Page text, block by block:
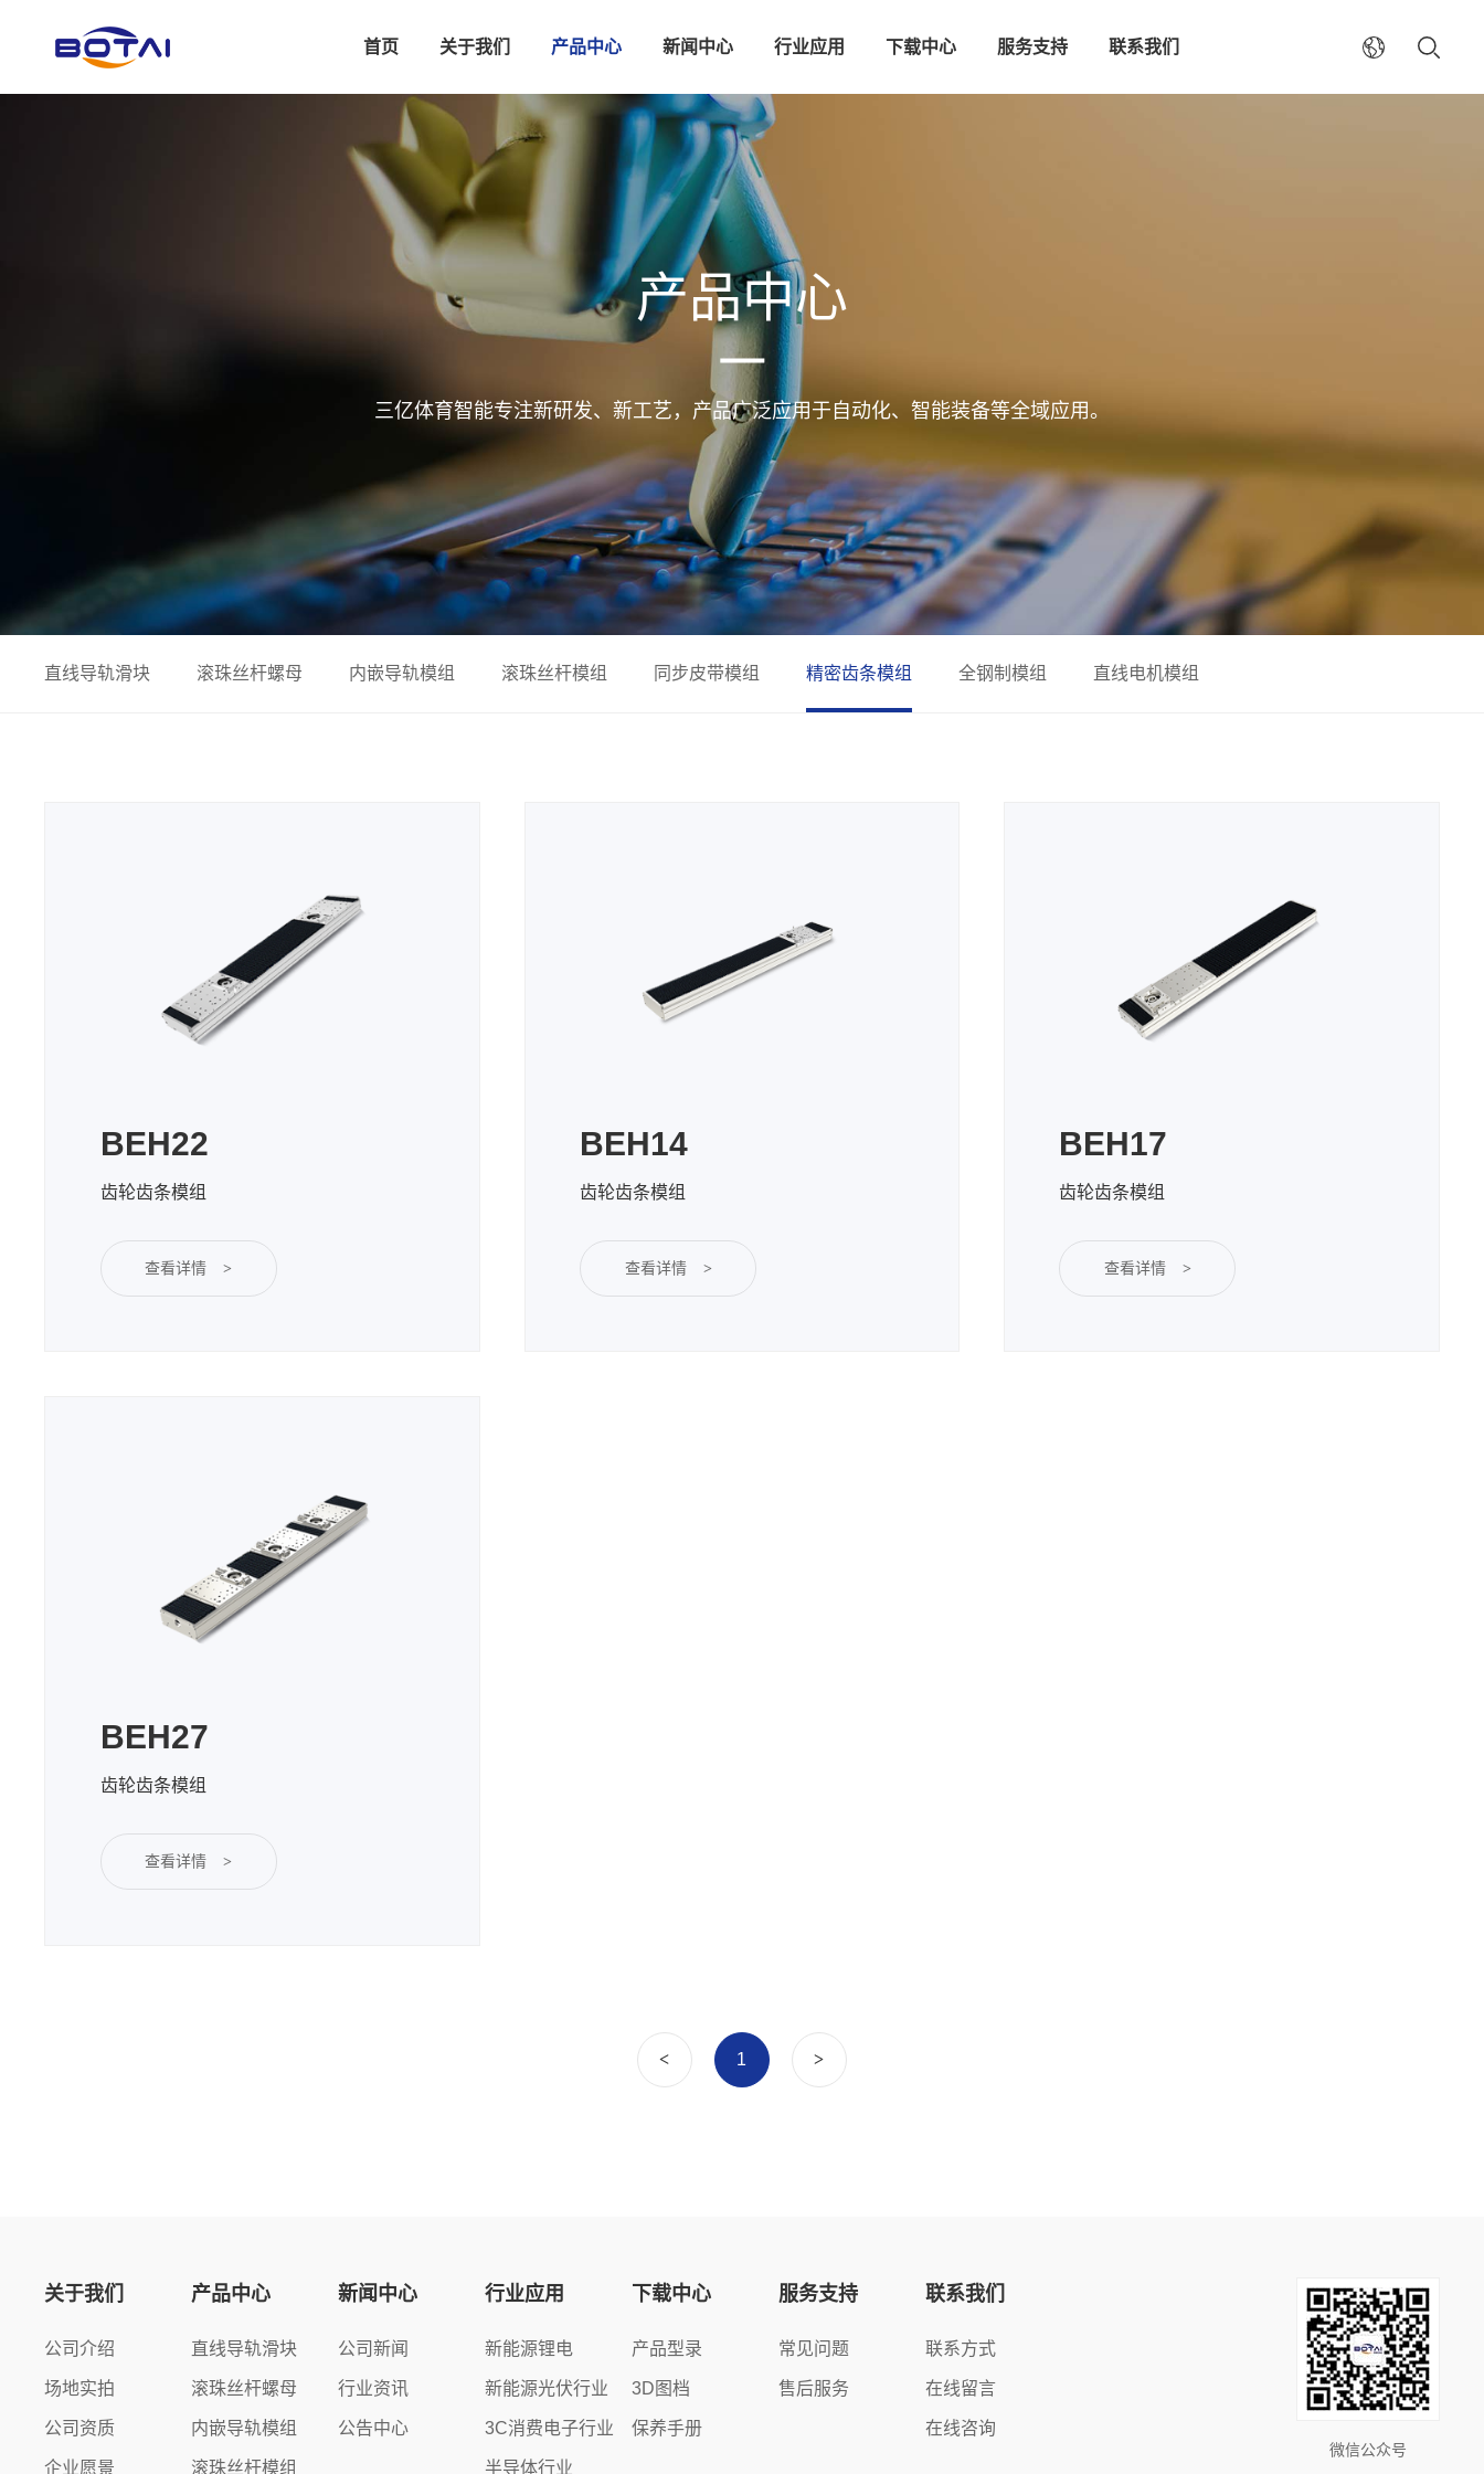
首页 关于我们 产品中心 新闻中心 行业应用 下载中心 服务支持 联系我们
产品中心
三亿体育智能专注新研发、新工艺，产品广泛应用于自动化、智能装备等全域应用。
直线导轨滑块 滚珠丝杆螺母 内嵌导轨模组 滚珠丝杆模组 同步皮带模组 精密齿条模组 全钢制模组 直线电机模组
BEH22
齿轮齿条模组
查看详情 >
BEH14
齿轮齿条模组
查看详情 >
BEH17
齿轮齿条模组
查看详情 >
BEH27
齿轮齿条模组
查看详情 >
< 1 >
关于我们
公司介绍
场地实拍
公司资质
企业愿景
产品中心
直线导轨滑块
滚珠丝杆螺母
内嵌导轨模组
滚珠丝杆模组
新闻中心
公司新闻
行业资讯
公告中心
行业应用
新能源锂电
新能源光伏行业
3C消费电子行业
半导体行业
下载中心
产品型录
3D图档
保养手册
服务支持
常见问题
售后服务
联系我们
联系方式
在线留言
在线咨询
微信公众号